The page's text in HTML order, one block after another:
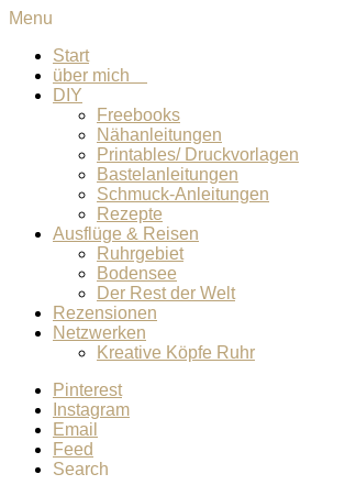
Menu
Start
über mich
DIY
Freebooks
Nähanleitungen
Printables/ Druckvorlagen
Bastelanleitungen
Schmuck-Anleitungen
Rezepte
Ausflüge & Reisen
Ruhrgebiet
Bodensee
Der Rest der Welt
Rezensionen
Netzwerken
Kreative Köpfe Ruhr
Pinterest
Instagram
Email
Feed
Search